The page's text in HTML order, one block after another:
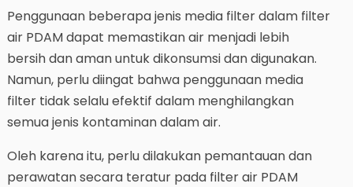
Penggunaan beberapa jenis media filter dalam filter
air PDAM dapat memastikan air menjadi lebih
bersih dan aman untuk dikonsumsi dan digunakan.
Namun, perlu diingat bahwa penggunaan media
filter tidak selalu efektif dalam menghilangkan
semua jenis kontaminan dalam air.
Oleh karena itu, perlu dilakukan pemantauan dan
perawatan secara teratur pada filter air PDAM